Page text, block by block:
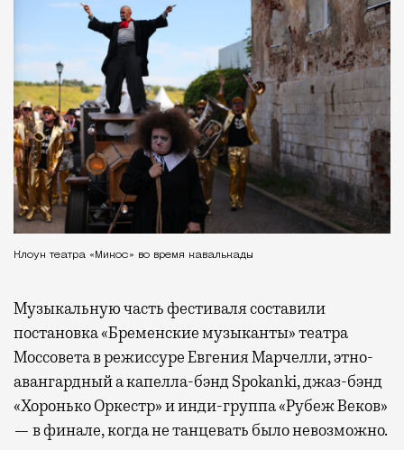
Клоун театра «Микос» во время кавалькады
Музыкальную часть фестиваля составили
постановка «Бременские музыканты» театра
Моссовета в режиссуре Евгения Марчелли, этно-
авангардный а капелла-бэнд Spokanki, джаз-бэнд
«Хоронько Оркестр» и инди-группа «Рубеж Веков»
— в финале, когда не танцевать было невозможно.